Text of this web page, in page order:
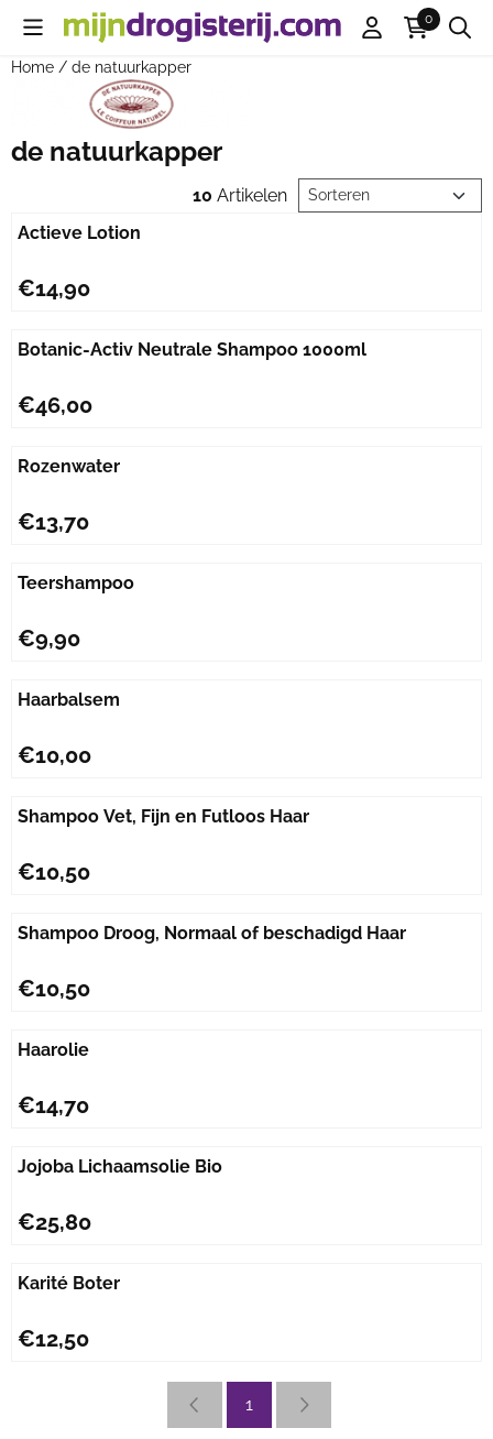
Cookievoorkeuren zijn beschikbaar. Kies instellingen of sta
0
Home / de natuurkapper
de natuurkapper
10 Artikelen Sorteermethode
Actieve Lotion
Prijs: 14,90
€14,90
Botanic-Activ Neutrale Shampoo 1000ml
Prijs: 46,00
€46,00
Rozenwater
Prijs: 13,70
€13,70
Teershampoo
Prijs: 9,90
€9,90
Haarbalsem
Prijs: 10,00
€10,00
Shampoo Vet, Fijn en Futloos Haar
Prijs: 10,50
€10,50
Shampoo Droog, Normaal of beschadigd Haar
Prijs: 10,50
€10,50
Haarolie
Prijs: 14,70
€14,70
Jojoba Lichaamsolie Bio
Prijs: 25,80
€25,80
Karité Boter
Prijs: 12,50
€12,50
1